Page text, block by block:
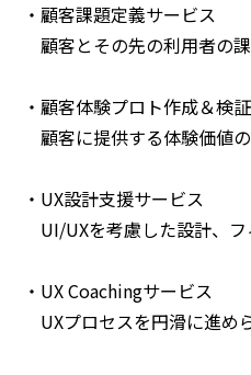
・顧客課題定義サービス
顧客とその先の利用者の
・顧客体験プロト作成＆検
顧客に提供する体験価値
・UX設計支援サービス
UI/UXを考慮した設計、
・UX Coachingサービス
UXプロセスを円滑に進め